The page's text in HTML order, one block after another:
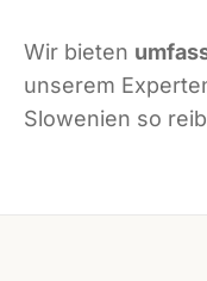
Wir bieten
unserem
Slowenien so